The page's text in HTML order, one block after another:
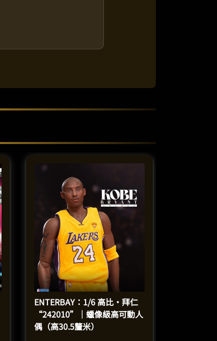
ENTERBAY：1/6 高比·拜仁
“242010”｜蠟像級高可動人
偶（高30.5釐米）